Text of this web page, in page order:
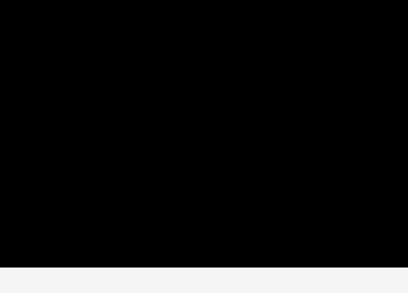
SEO ve